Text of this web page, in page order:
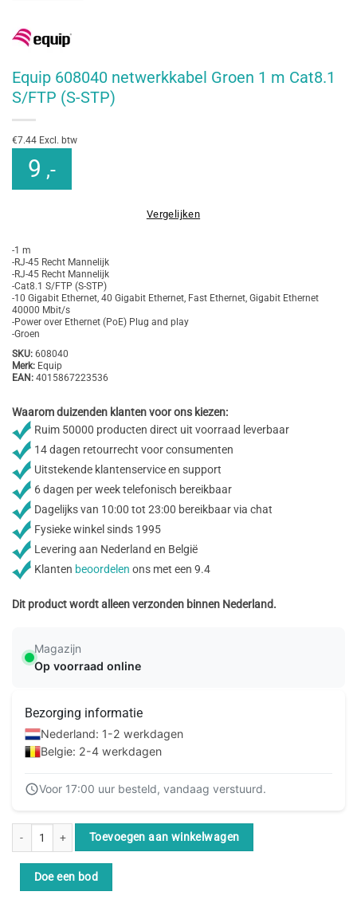
Equip 608040 netwerkkabel Groen 1 m Cat8.1
S/FTP (S-STP)
€7.44 Excl. btw
9 ,-
Vergelijken
-1 m
-RJ-45 Recht Mannelijk
-RJ-45 Recht Mannelijk
-Cat8.1 S/FTP (S-STP)
-10 Gigabit Ethernet, 40 Gigabit Ethernet, Fast Ethernet, Gigabit Ethernet
40000 Mbit/s
-Power over Ethernet (PoE) Plug and play
-Groen
SKU: 608040
Merk: Equip
EAN: 4015867223536
Waarom duizenden klanten voor ons kiezen:
Ruim 50000 producten direct uit voorraad leverbaar
14 dagen retourrecht voor consumenten
Uitstekende klantenservice en support
6 dagen per week telefonisch bereikbaar
Dagelijks van 10:00 tot 23:00 bereikbaar via chat
Fysieke winkel sinds 1995
Levering aan Nederland en België
Klanten beoordelen ons met een 9.4
Dit product wordt alleen verzonden binnen Nederland.
Magazijn
Op voorraad online
Bezorging informatie
Nederland: 1-2 werkdagen
Belgie: 2-4 werkdagen
Voor 17:00 uur besteld, vandaag verstuurd.
Equip 608040 netwerkkabel Groen 1 m Cat8.1 S/FTP (S-STP) aantal
Toevoegen aan winkelwagen
Doe een bod